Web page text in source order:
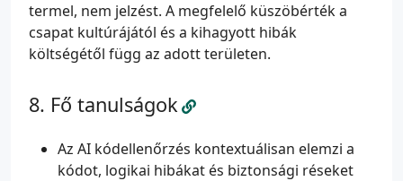
termel, nem jelzést. A megfelelő küszöbérték a
csapat kultúrájától és a kihagyott hibák
költségétől függ az adott területen.
Fő tanulságok
Az AI kódellenőrzés kontextuálisan elemzi a
kódot, logikai hibákat és biztonsági réseket